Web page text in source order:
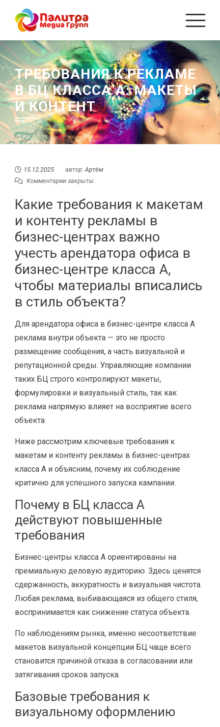
Перейти
содержанию
ТРЕБОВАНИЯ К РЕКЛАМЕ
В БЦ КЛАССА A: МАКЕТЫ
И КОНТЕНТ
15.12.2025 автор:Артём
Комментарии закрыты
Какие требования к макетам
и контенту рекламы в
бизнес-центрах важно
учесть арендатора офиса в
бизнес-центре класса A,
чтобы материалы вписались
в стиль объекта?
Для арендатора офиса в бизнес-центре класса A
реклама внутри объекта — это не просто
размещение сообщения, а часть визуальной и
репутационной среды. Управляющие компании
таких БЦ строго контролируют макеты,
формулировки и визуальный стиль, так как
реклама напрямую влияет на восприятие всего
объекта.
Ниже рассмотрим ключевые требования к
макетам и контенту рекламы в бизнес-центрах
класса A и объясним, почему их соблюдение
критично для успешного запуска кампании.
Почему в БЦ класса A
действуют повышенные
требования
Бизнес-центры класса A ориентированы на
премиальную деловую аудиторию. Здесь ценятся
сдержанность, аккуратность и визуальная чистота.
Любая реклама, выбивающаяся из общего стиля,
воспринимается как снижение статуса объекта.
По наблюдениям рынка, именно несоответствие
макетов визуальной концепции БЦ чаще всего
становится причиной отказа в согласовании или
затягивания сроков запуска.
Базовые требования к
визуальному оформлению